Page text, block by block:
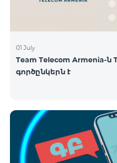
01 July
Team Telecom Armenia-ն
գործընկերն է